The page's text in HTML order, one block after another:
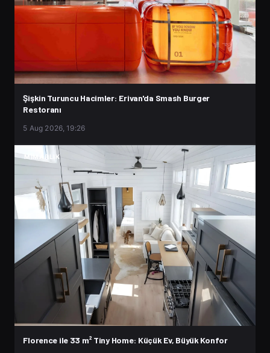
Şişkin Turuncu Hacimler: Erivan'da Smash Burger
Restoranı
5 Aug 2026, 19:26
MIMARLIK
Florence ile 33 m² Tiny Home: Küçük Ev, Büyük Konfor